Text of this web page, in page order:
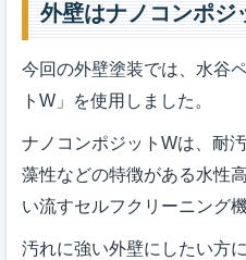
外壁はナノコンポジ
今回の外壁塗装では、水谷
トW」を使用しました。
ナノコンポジットWは、耐
藻性などの特徴がある水性
い流すセルフクリーニング
汚れに強い外壁にしたい方